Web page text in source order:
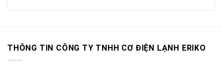
THÔNG TIN CÔNG TY TNHH CƠ ĐIỆN LẠNH ERIKO